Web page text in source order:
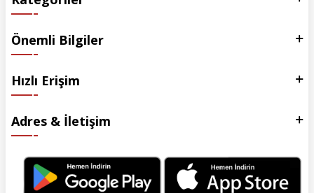
Önemli Bilgiler
Hızlı Erişim
Adres & İletişim